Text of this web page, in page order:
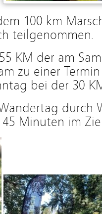
100 km
teilgenommen.
KM der am
zu einer
bei der 30
durch
Minuten im